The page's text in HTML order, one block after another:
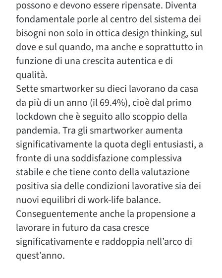
possono e devono essere ripensate. Diventa
fondamentale porle al centro del sistema dei
bisogni non solo in ottica design thinking, sul
dove e sul quando, ma anche e soprattutto in
funzione di una crescita autentica e di
qualità.
Sette smartworker su dieci lavorano da casa
da più di un anno (il 69.4%), cioè dal primo
lockdown che è seguito allo scoppio della
pandemia. Tra gli smartworker aumenta
significativamente la quota degli entusiasti, a
fronte di una soddisfazione complessiva
stabile e che tiene conto della valutazione
positiva sia delle condizioni lavorative sia dei
nuovi equilibri di work-life balance.
Conseguentemente anche la propensione a
lavorare in futuro da casa cresce
significativamente e raddoppia nell’arco di
quest’anno.